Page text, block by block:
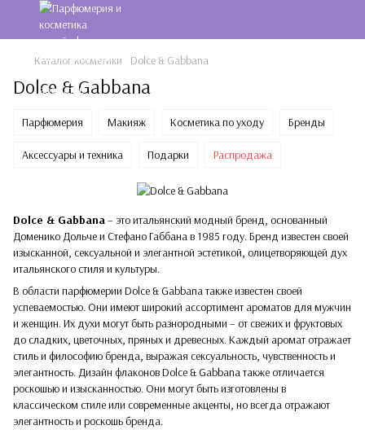
Каталог косметики Dolce & Gabbana
Dolce & Gabbana
Парфюмерия Макияж Косметика по уходу Бренды
Аксессуары и техника Подарки Распродажа
Dolce & Gabbana – это итальянский модный бренд, основанный
Доменико Дольче и Стефано Габбана в 1985 году. Бренд известен своей
изысканной, сексуальной и элегантной эстетикой, олицетворяющей дух
итальянского стиля и культуры.
В области парфюмерии Dolce & Gabbana также известен своей
успеваемостью. Они имеют широкий ассортимент ароматов для мужчин
и женщин. Их духи могут быть разнородными – от свежих и фруктовых
до сладких, цветочных, пряных и древесных. Каждый аромат отражает
стиль и философию бренда, выражая сексуальность, чувственность и
элегантность. Дизайн флаконов Dolce & Gabbana также отличается
роскошью и изысканностью. Они могут быть изготовлены в
классическом стиле или современные акценты, но всегда отражают
элегантность и роскошь бренда.